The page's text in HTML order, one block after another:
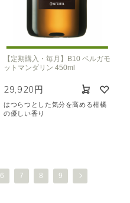
【定期購入・毎月】B10 ベルガモ
ットマンダリン 450ml
29,920円
はつらつとした気分を高める柑橘
の優しい香り
6 7 8 9